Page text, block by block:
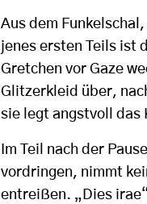
Aus dem
jenes ersten Teils ist
Gretchen vor Gaze
Glitzerkleid über,
sie legt angstvoll das
Im Teil nach der
vordringen, nimmt
entreißen. „Dies